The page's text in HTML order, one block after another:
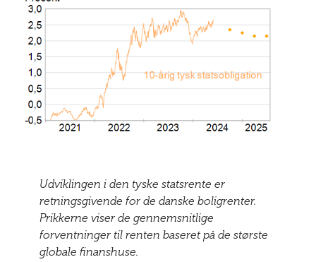
Udviklingen i den tyske statsrente er
retningsgivende for de danske boligrenter.
Prikkerne viser de gennemsnitlige
forventninger til renten baseret på de største
globale finanshuse.